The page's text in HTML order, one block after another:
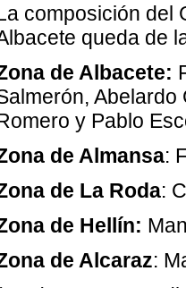
composición del
queda de
de Albacete:
y Pablo
de Almansa:
de La Roda:
de Hellín:
de Alcaraz: